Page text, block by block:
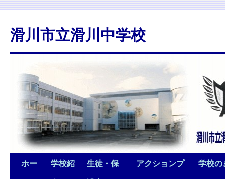
滑川市立滑川中学校
ホー
学校紹
生徒・保
アクションプ
学校の